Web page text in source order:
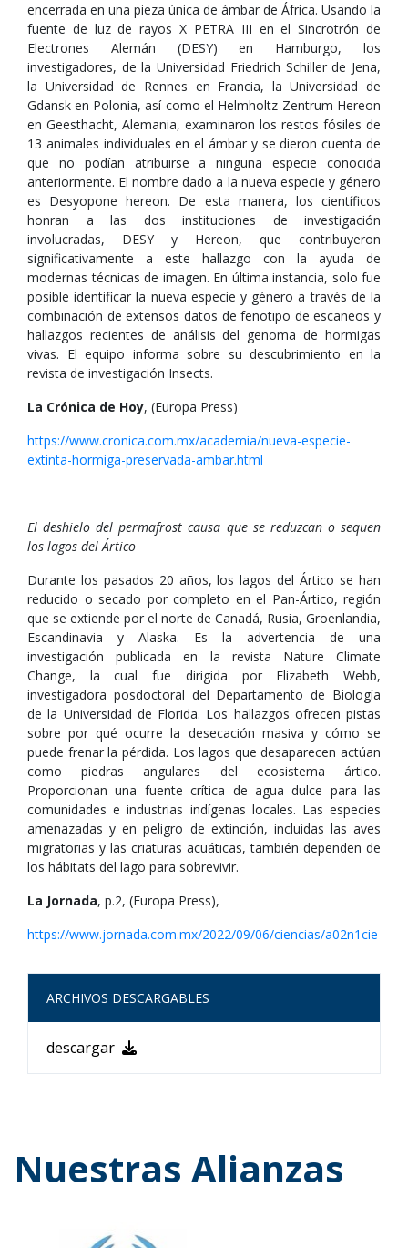
encerrada en una pieza única de ámbar de África. Usando la
fuente de luz de rayos X PETRA III en el Sincrotrón de
Electrones Alemán (DESY) en Hamburgo, los
investigadores, de la Universidad Friedrich Schiller de Jena,
la Universidad de Rennes en Francia, la Universidad de
Gdansk en Polonia, así como el Helmholtz-Zentrum Hereon
en Geesthacht, Alemania, examinaron los restos fósiles de
13 animales individuales en el ámbar y se dieron cuenta de
que no podían atribuirse a ninguna especie conocida
anteriormente. El nombre dado a la nueva especie y género
es Desyopone hereon. De esta manera, los científicos
honran a las dos instituciones de investigación
involucradas, DESY y Hereon, que contribuyeron
significativamente a este hallazgo con la ayuda de
modernas técnicas de imagen. En última instancia, solo fue
posible identificar la nueva especie y género a través de la
combinación de extensos datos de fenotipo de escaneos y
hallazgos recientes de análisis del genoma de hormigas
vivas. El equipo informa sobre su descubrimiento en la
revista de investigación Insects.
La Crónica de Hoy, (Europa Press)
https://www.cronica.com.mx/academia/nueva-especie-
extinta-hormiga-preservada-ambar.html
El deshielo del permafrost causa que se reduzcan o sequen
los lagos del Ártico
Durante los pasados 20 años, los lagos del Ártico se han
reducido o secado por completo en el Pan-Ártico, región
que se extiende por el norte de Canadá, Rusia, Groenlandia,
Escandinavia y Alaska. Es la advertencia de una
investigación publicada en la revista Nature Climate
Change, la cual fue dirigida por Elizabeth Webb,
investigadora posdoctoral del Departamento de Biología
de la Universidad de Florida. Los hallazgos ofrecen pistas
sobre por qué ocurre la desecación masiva y cómo se
puede frenar la pérdida. Los lagos que desaparecen actúan
como piedras angulares del ecosistema ártico.
Proporcionan una fuente crítica de agua dulce para las
comunidades e industrias indígenas locales. Las especies
amenazadas y en peligro de extinción, incluidas las aves
migratorias y las criaturas acuáticas, también dependen de
los hábitats del lago para sobrevivir.
La Jornada, p.2, (Europa Press),
https://www.jornada.com.mx/2022/09/06/ciencias/a02n1cie
ARCHIVOS DESCARGABLES
descargar
Nuestras Alianzas